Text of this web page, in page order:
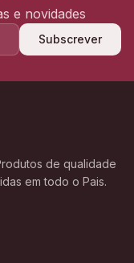
e novidades
Subscrever
de qualidade
em todo o Pais.